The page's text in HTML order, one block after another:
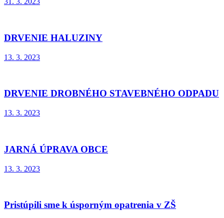
DRVENIE HALUZINY
13. 3. 2023
DRVENIE DROBNÉHO STAVEBNÉHO ODPADU
13. 3. 2023
JARNÁ ÚPRAVA OBCE
13. 3. 2023
Pristúpili sme k úsporným opatrenia v ZŠ